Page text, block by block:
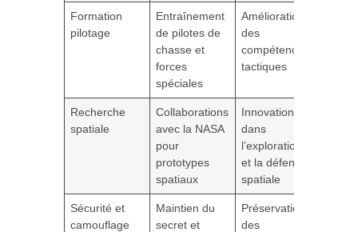
Formation
pilotage
Entraînement
de pilotes de
chasse et
forces
spéciales
Amélioration
des
compétences
tactiques
Recherche
spatiale
Collaborations
avec la NASA
pour
prototypes
spatiaux
Innovation
dans
l’exploration
et la défense
spatiale
Sécurité et
camouflage
Maintien du
secret et
Préservation
des